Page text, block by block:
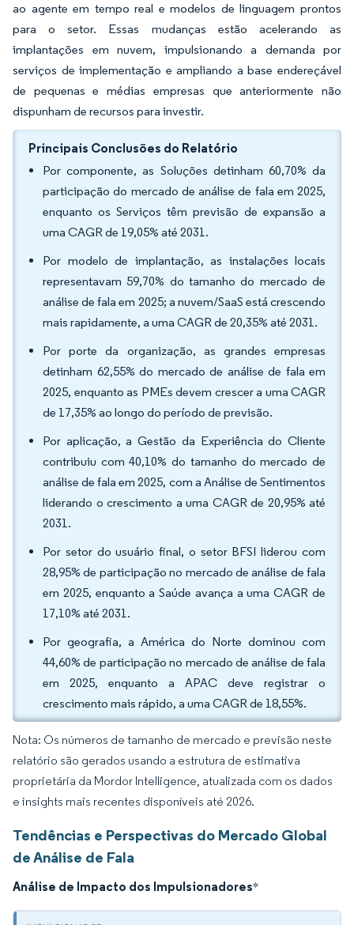
ao agente em tempo real e modelos de linguagem prontos
para o setor. Essas mudanças estão acelerando as
implantações em nuvem, impulsionando a demanda por
serviços de implementação e ampliando a base endereçável
de pequenas e médias empresas que anteriormente não
dispunham de recursos para investir.
Principais Conclusões do Relatório
Por componente, as Soluções detinham 60,70% da
participação do mercado de análise de fala em 2025,
enquanto os Serviços têm previsão de expansão a
uma CAGR de 19,05% até 2031.
Por modelo de implantação, as instalações locais
representavam 59,70% do tamanho do mercado de
análise de fala em 2025; a nuvem/SaaS está crescendo
mais rapidamente, a uma CAGR de 20,35% até 2031.
Por porte da organização, as grandes empresas
detinham 62,55% do mercado de análise de fala em
2025, enquanto as PMEs devem crescer a uma CAGR
de 17,35% ao longo do período de previsão.
Por aplicação, a Gestão da Experiência do Cliente
contribuiu com 40,10% do tamanho do mercado de
análise de fala em 2025, com a Análise de Sentimentos
liderando o crescimento a uma CAGR de 20,95% até
2031.
Por setor do usuário final, o setor BFSI liderou com
28,95% de participação no mercado de análise de fala
em 2025, enquanto a Saúde avança a uma CAGR de
17,10% até 2031.
Por geografia, a América do Norte dominou com
44,60% de participação no mercado de análise de fala
em 2025, enquanto a APAC deve registrar o
crescimento mais rápido, a uma CAGR de 18,55%.
Nota: Os números de tamanho de mercado e previsão neste
relatório são gerados usando a estrutura de estimativa
proprietária da Mordor Intelligence, atualizada com os dados
e insights mais recentes disponíveis até 2026.
Tendências e Perspectivas do Mercado Global
de Análise de Fala
Análise de Impacto dos Impulsionadores*